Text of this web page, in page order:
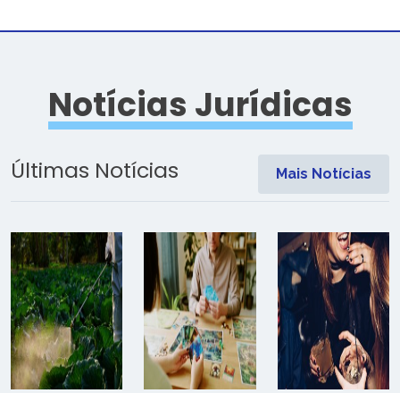
Notícias Jurídicas
Últimas Notícias Mais Notícias